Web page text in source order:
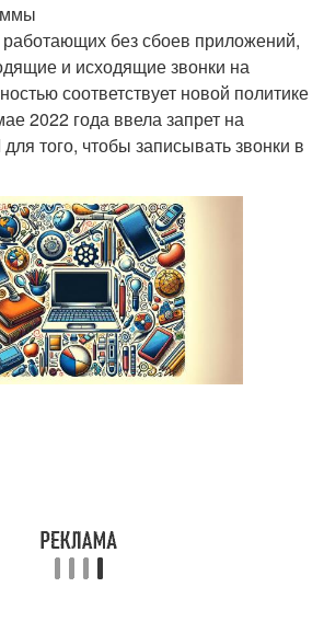
без сбоев приложений,
и исходящие звонки на
соответствует новой политике
2022 года ввела запрет на
того, чтобы записывать звонки в